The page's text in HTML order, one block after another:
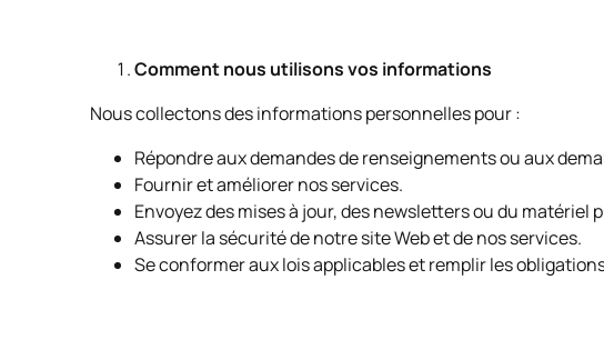
Comment nous utilisons vos informations
Nous collectons des informations personnelles pour :
Répondre aux demandes de renseignements ou aux
Fournir et améliorer nos services.
Envoyez des mises à jour, des newsletters ou du
Assurer la sécurité de notre site Web et de nos services.
Se conformer aux lois applicables et remplir les